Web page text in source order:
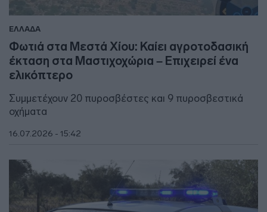
ΕΛΛΑΔΑ
Φωτιά στα Μεστά Χίου: Καίει αγροτοδασική
έκταση στα Μαστιχοχώρια – Επιχειρεί ένα
ελικόπτερο
Συμμετέχουν 20 πυροσβέστες και 9 πυροσβεστικά
οχήματα
16.07.2026 - 15:42